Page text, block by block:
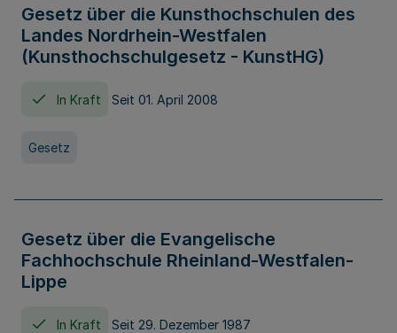
Gesetz über die Kunsthochschulen des
Landes Nordrhein-Westfalen
(Kunsthochschulgesetz - KunstHG)
In Kraft Seit 01. April 2008
Gesetz
Gesetz über die Evangelische
Fachhochschule Rheinland-Westfalen-
Lippe
In Kraft Seit 29. Dezember 1987